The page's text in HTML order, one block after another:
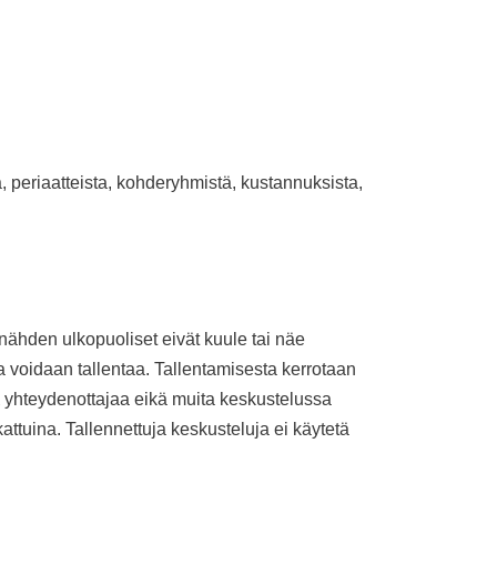
kohderyhmistä, kustannuksista,
ulkopuoliset eivät kuule tai näe
tallentaa. Tallentamisesta kerrotaan
eikä muita keskustelussa
Tallennettuja keskusteluja ei käytetä